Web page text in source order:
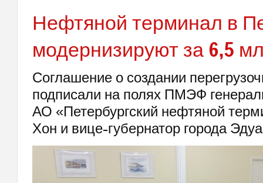
Нефтяной терминал в
модернизируют за 6,5
Соглашение о создании
подписали на полях ПМЭФ
АО «Петербургский нефтяной
Хон и вице-губернатор города